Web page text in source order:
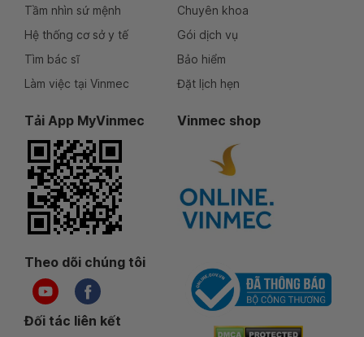
Tầm nhìn sứ mệnh
Hệ thống cơ sở y tế
Tìm bác sĩ
Làm việc tại Vinmec
Chuyên khoa
Gói dịch vụ
Bảo hiểm
Đặt lịch hẹn
Tải App MyVinmec Vinmec shop
Theo dõi chúng tôi
Đối tác liên kết